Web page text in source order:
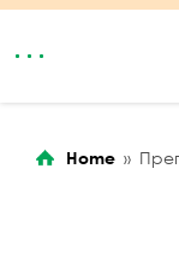
rolex replica watches
Home »